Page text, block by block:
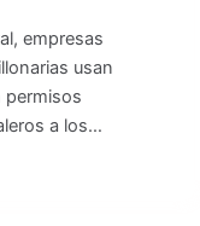
empresas
usan
permisos
a los…